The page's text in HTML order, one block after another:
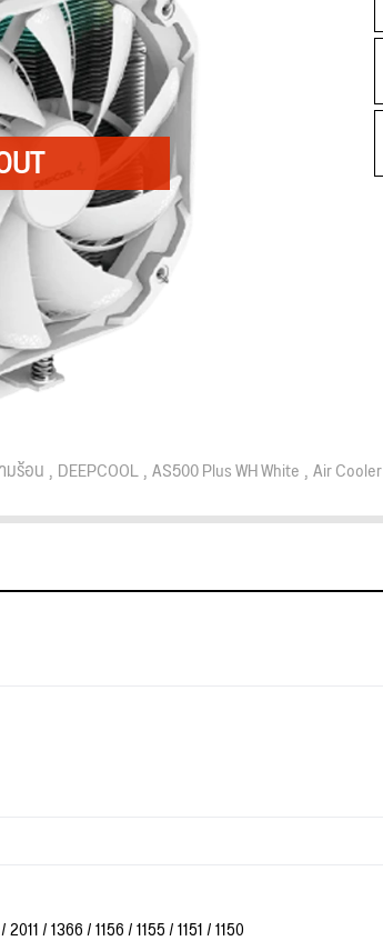
มร้อน DEEPCOOL AS500 Plus WH White Air Cooler
/ 1366 / 1156 / 1155 / 1151 / 1150